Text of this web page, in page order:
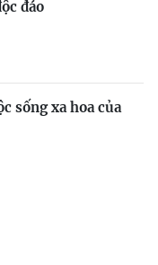
đáo
sống xa hoa của